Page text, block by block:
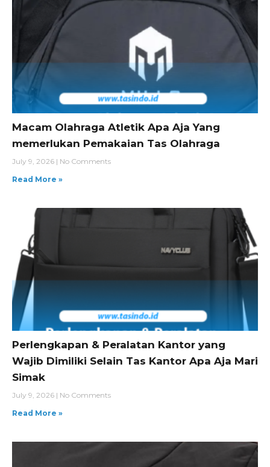
Macam Olahraga Atletik Apa Aja Yang
memerlukan Pemakaian Tas Olahraga
July 9, 2026
No Comments
Read More »
Perlengkapan & Peralatan Kantor yang
Wajib Dimiliki Selain Tas Kantor Apa Aja Mari
Simak
July 9, 2026
No Comments
Read More »